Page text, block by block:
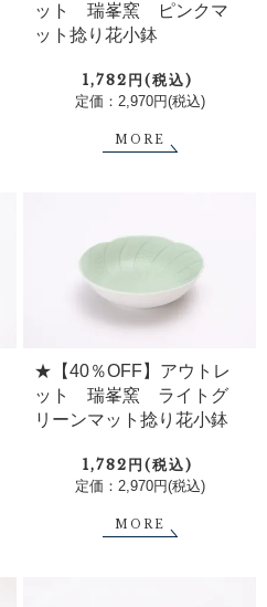
ット 瑞峯窯 ピンクマ
ット捻り花小鉢
1,782円(税込)
定価：2,970円(税込)
MORE
★【40％OFF】アウトレ
ット 瑞峯窯 ライトグ
リーンマット捻り花小鉢
1,782円(税込)
定価：2,970円(税込)
MORE